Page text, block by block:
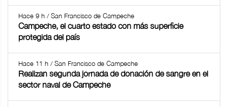
Hace 9 h / San Francisco de Campeche
Campeche, el cuarto estado con más superficie
protegida del país
Hace 11 h / San Francisco de Campeche
Realizan segunda jornada de donación de sangre en el
sector naval de Campeche